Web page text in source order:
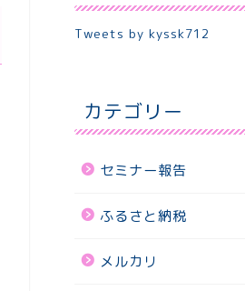
Tweets by kyssk712
カテゴリー
セミナー報告
ふるさと納税
メルカリ